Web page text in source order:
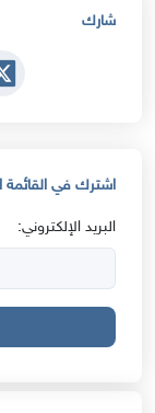
شارك
اشترك في القائمة
البريد الإلكتروني: